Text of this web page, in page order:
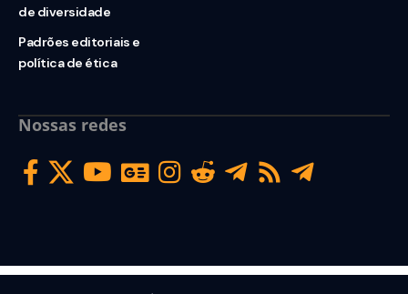
de diversidade
Padrões editoriais e
política de ética
Nossas redes